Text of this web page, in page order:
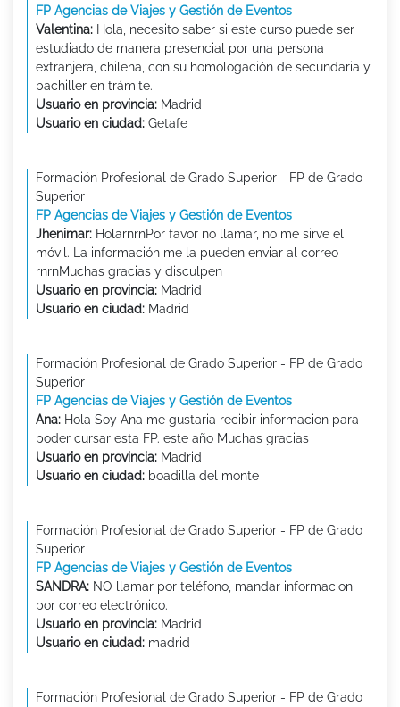
FP Agencias de Viajes y Gestión de Eventos
Valentina: Hola, necesito saber si este curso puede ser
estudiado de manera presencial por una persona
extranjera, chilena, con su homologación de secundaria y
bachiller en trámite.
Usuario en provincia: Madrid
Usuario en ciudad: Getafe
Formación Profesional de Grado Superior - FP de Grado
Superior
FP Agencias de Viajes y Gestión de Eventos
Jhenimar: HolarnrnPor favor no llamar, no me sirve el
móvil. La información me la pueden enviar al correo
rnrnMuchas gracias y disculpen
Usuario en provincia: Madrid
Usuario en ciudad: Madrid
Formación Profesional de Grado Superior - FP de Grado
Superior
FP Agencias de Viajes y Gestión de Eventos
Ana: Hola Soy Ana me gustaria recibir informacion para
poder cursar esta FP. este año Muchas gracias
Usuario en provincia: Madrid
Usuario en ciudad: boadilla del monte
Formación Profesional de Grado Superior - FP de Grado
Superior
FP Agencias de Viajes y Gestión de Eventos
SANDRA: NO llamar por teléfono, mandar informacion
por correo electrónico.
Usuario en provincia: Madrid
Usuario en ciudad: madrid
Formación Profesional de Grado Superior - FP de Grado